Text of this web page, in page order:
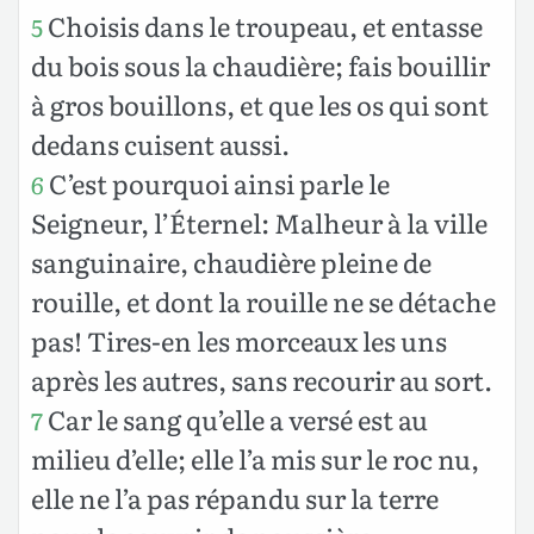
5Choisis dans le troupeau, et entasse
du bois sous la chaudière; fais bouillir
à gros bouillons, et que les os qui sont
dedans cuisent aussi.
6 C’est pourquoi ainsi parle le
Seigneur, l’Éternel: Malheur à la ville
sanguinaire, chaudière pleine de
rouille, et dont la rouille ne se détache
pas! Tires-en les morceaux les uns
après les autres, sans recourir au sort.
7Car le sang qu’elle a versé est au
milieu d’elle; elle l’a mis sur le roc nu,
elle ne l’a pas répandu sur la terre